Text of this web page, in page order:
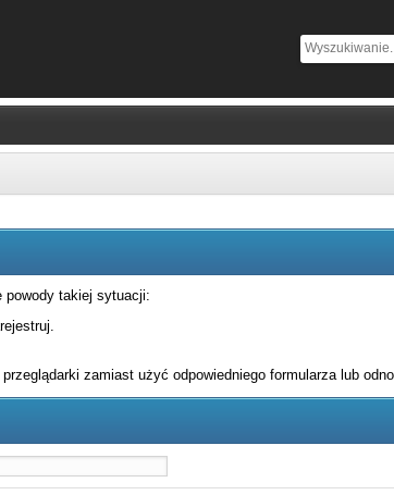
powody takiej sytuacji:
zamiast użyć odpowiedniego formularza lub